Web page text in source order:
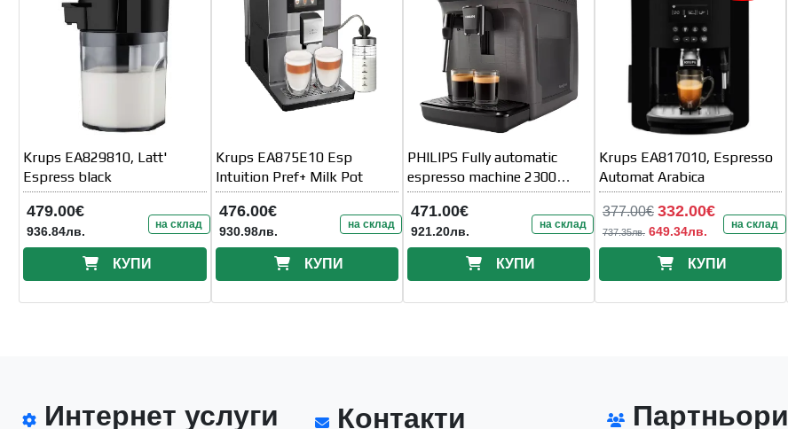
Krups EA829810, Latt'
Espress black
479.00€
936.84лв. на склад
КУПИ
Krups EA875E10 Esp
Intuition Pref+ Milk Pot
476.00€
930.98лв. на склад
КУПИ
PHILIPS Fully automatic
espresso machine 2300
series 4
471.00€
921.20лв. на склад
КУПИ
Krups EA817010, Espresso
Automat Arabica
377.00€ 332.00€
737.35лв. 649.34лв. на склад
КУПИ
Интернет услуги Контакти Партньори